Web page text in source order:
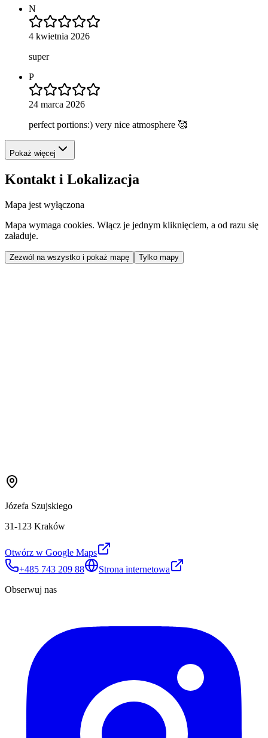
N
4 kwietnia 2026
super
P
24 marca 2026
perfect portions:) very nice atmosphere 🥰
Pokaż więcej
Kontakt i Lokalizacja
Mapa jest wyłączona
Mapa wymaga cookies. Włącz je jednym kliknięciem, a od razu się
załaduje.
Zezwól na wszystko i pokaż mapę Tylko mapy
Józefa Szujskiego
31-123 Kraków
Otwórz w Google Maps
+485 743 209 88
Strona internetowa
Obserwuj nas